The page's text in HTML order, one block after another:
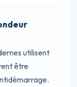
utilisent
être